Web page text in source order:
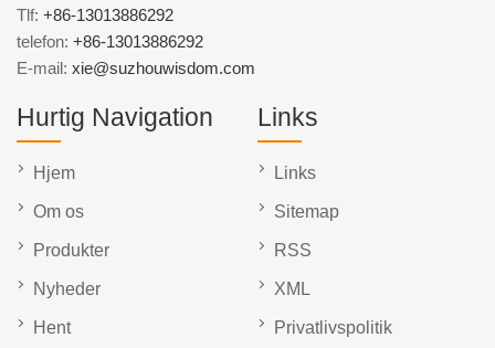
Tlf: +86-13013886292
telefon: +86-13013886292
E-mail: xie@suzhouwisdom.com
Hurtig Navigation
Hjem
Om os
Produkter
Nyheder
Hent
Links
Links
Sitemap
RSS
XML
Privatlivspolitik